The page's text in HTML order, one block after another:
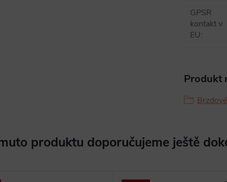
GPSR
kontakt v
EU:
Produkt
produktu doporučujeme ještě